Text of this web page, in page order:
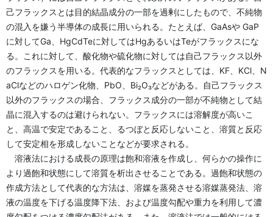
己フラックスとは目的結晶成分の一部を過剰にしたもので、不純物
の混入を嫌う半導体の成長に用いられる。たとえば、GaAsや GaP
に対してGa、HgCdTeに対してはHgあるいはTeがフラックスにな
る。これに対して、酸化物や硫化物に対しては自己フラックス以外
のフラックスを用いる。代表的なフラックスとしては、KF、KCl、N
aClなどのハロゲン化物、PbO、Bi₂O₃などがある。自己フラックス
以外のフラックスの場合、フラックス成分の一部が不純物として結
晶に混入するのは避けられない。フラックスには溶解度が高いこ
と、高温で安定であること、るつぼと反応しないこと、溶質と反応
して安定相を形成しないことなどが要求される。
溶液法における成長の原理は飽和溶液を作成し、何らかの操作に
より過飽和状態にして溶質を析出させることである。過飽和状態の
作成方法として代表的な方法は、溶媒を蒸発させる溶媒蒸発法、溶
液の温度を下げる温度降下法、および温度勾配や重力を利用して濃